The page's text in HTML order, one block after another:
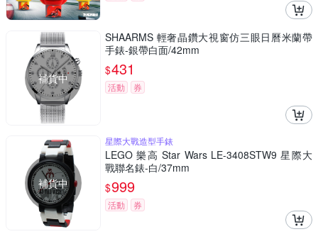
補貨中
SHAARMS 輕奢晶鑽大視窗仿三眼日曆米蘭帶
手錶-銀帶白面/42mm
$431
活動 券
補貨中
星際大戰造型手錶
LEGO 樂高 Star Wars LE-3408STW9 星際大
戰聯名錶-白/37mm
$999
活動 券